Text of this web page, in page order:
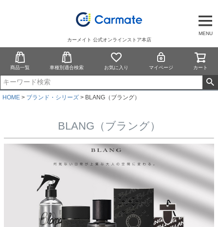
MENU
カーメイト 公式オンラインストア本店
商品一覧 車種別適合検索 お気に入り マイページ カート
HOME ブランド・シリーズ BLANG（ブラング）
BLANG（ブラング）